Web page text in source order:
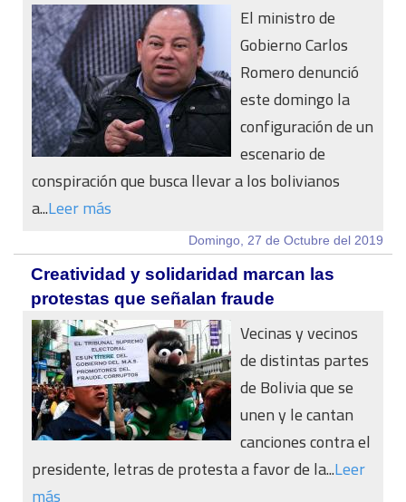
El ministro de
Gobierno Carlos
Romero denunció
este domingo la
configuración de un
escenario de
conspiración que busca llevar a los bolivianos
a...Leer más
Domingo, 27 de Octubre del 2019
Creatividad y solidaridad marcan las
protestas que señalan fraude
Vecinas y vecinos
de distintas partes
de Bolivia que se
unen y le cantan
canciones contra el
presidente, letras de protesta a favor de la...Leer